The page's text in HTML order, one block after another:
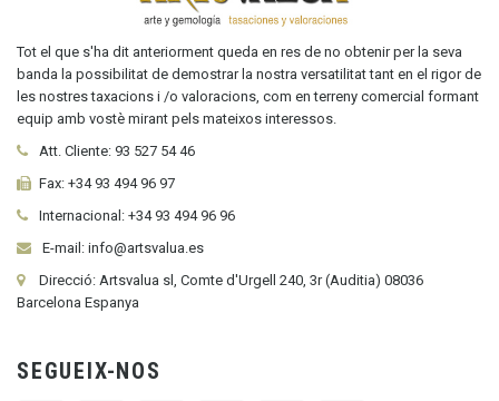
Tot el que s'ha dit anteriorment queda en res de no obtenir per la seva
banda la possibilitat de demostrar la nostra versatilitat tant en el rigor de
les nostres taxacions i /o valoracions, com en terreny comercial formant
equip amb vostè mirant pels mateixos interessos.
Att. Cliente: 93 527 54 46
Fax: +34 93 494 96 97
Internacional: +34 93 494 96 96
E-mail: info@artsvalua.es
Direcció: Artsvalua sl, Comte d'Urgell 240, 3r (Auditia) 08036
Barcelona Espanya
SEGUEIX-NOS